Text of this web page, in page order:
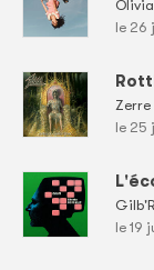
le 26
Zerre
le 25
Gilb'R
le 19